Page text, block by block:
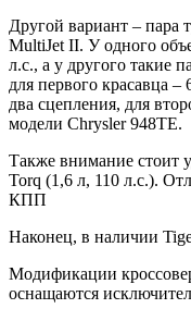
Другой вариант – пара
MultiJet II. У одного
л.с., а у другого такие
для первого красавца
два сцепления, для
модели Chrysler 948TE.
Также внимание стоит
Torq (1,6 л, 110 л.с.).
КПП
Наконец, в наличии
Модификации
оснащаются